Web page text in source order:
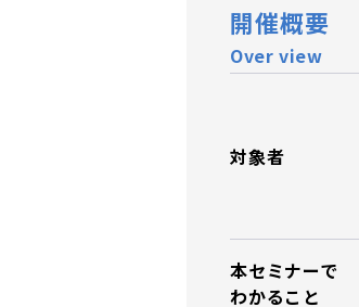
開催概要
Over view
対象者
本セミナーで
わかること